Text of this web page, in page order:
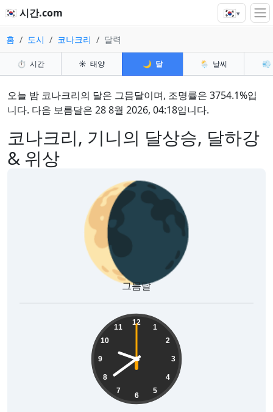
🇰🇷 시간.com 🇰🇷▾
홈 도시 코나크리 달력
⏱️ 시간 ☀️ 태양 🌙 달 🌦️ 날씨 💨
코나크리, 기니의 달상승, 달하강
& 위상
오늘 밤 코나크리의 달은 그믐달이며, 조명률은 3754.1%입
니다. 다음 보름달은 28 8월 2026, 04:18입니다.
🌘
그믐달
12
1
2
3
4
5
6
7
8
9
10
11